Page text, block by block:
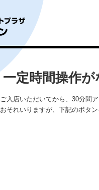
一定時間操作
ご入店いただいてから、30分間
おそれいりますが、下記のボタ